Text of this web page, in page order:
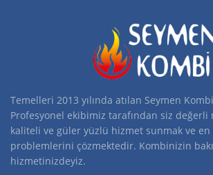
Temelleri 2013 yılında atılan Seymen
Profesyonel ekibimiz tarafından siz
kaliteli ve güler yüzlü hizmet sunmak ve en
problemlerini çözmektedir. Kombinizin
hizmetinizdeyiz.